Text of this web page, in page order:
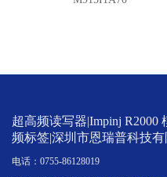
超高频读写器|Impinj R2000
频标签|深圳市恩瑞普科技有
电话：0755-86128019